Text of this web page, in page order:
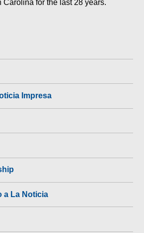
Carolina for the last 28 years.
Impresa
a La Noticia